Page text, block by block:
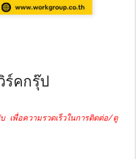
ร์คกรุ๊ป
เพื่อความรวดเร็วในการติดต่อ/ดู